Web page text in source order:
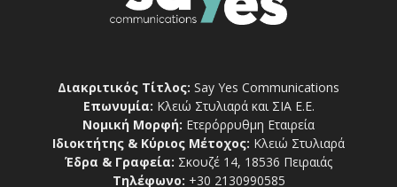
Διακριτικός Τίτλος: Say Yes Communications
Επωνυμία: Κλειώ Στυλιαρά και ΣΙΑ Ε.Ε.
Νομική Μορφή: Ετερόρρυθμη Εταιρεία
Ιδιοκτήτης & Κύριος Μέτοχος: Κλειώ Στυλιαρά
Έδρα & Γραφεία: Σκουζέ 14, 18536 Πειραιάς
Τηλέφωνο: +30 2130990585